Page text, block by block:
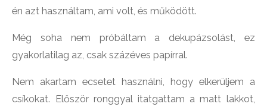
én azt használtam, ami volt, és működött.
Még soha nem próbáltam a dekupázsolást, ez
gyakorlatilag az, csak százéves papírral.
Nem akartam ecsetet használni, hogy elkerüljem a
csíkokat. Először ronggyal itatgattam a matt lakkot,